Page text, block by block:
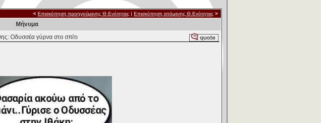
< Επισκόπηση προηγούμενης Θ.Ενότητας | Επισκόπηση επόμενης Θ.Ενότητας >
Μήνυμα
Οδυσσέα γύρνα στο σπίτι